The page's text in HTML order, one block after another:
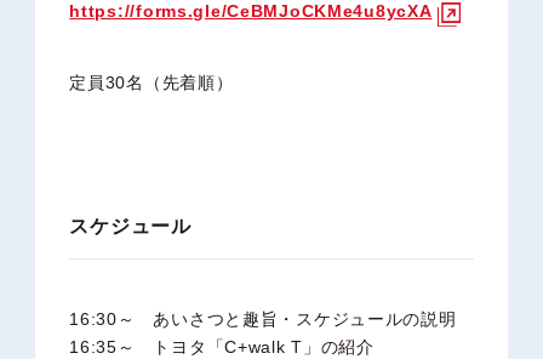
https://forms.gle/CeBMJoCKMe4u8ycXA
定員30名（先着順）
スケジュール
16:30～ あいさつと趣旨・スケジュールの説明
16:35～ トヨタ「C+walk T」の紹介